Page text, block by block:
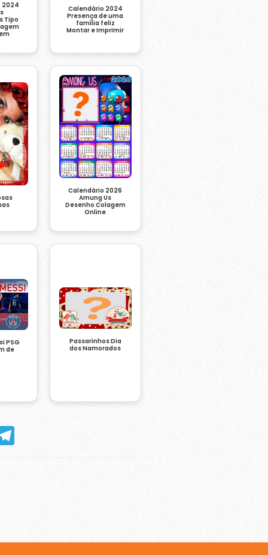
2024
Tipo
Calendário 2024
Presença de uma
família feliz
Montar e Imprimir
Calendário 2026
Amung Us
Desenho Colagem
Online
PSG
de
Passarinhos Dia
dos Namorados
Telegram